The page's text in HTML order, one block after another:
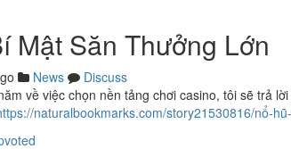
Mật Săn Thưởng Lớn
News
Discuss
về việc chọn nền tảng chơi casino, tôi sẽ trả
naturalbookmarks.com/story21530816/nổ-